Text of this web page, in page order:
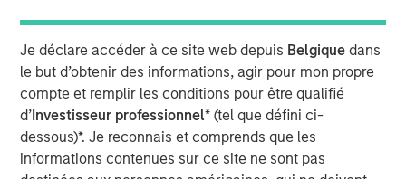
Je déclare accéder à ce site web depuis Belgique dans
le but d’obtenir des informations, agir pour mon propre
compte et remplir les conditions pour être qualifié
d’Investisseur professionnel* (tel que défini ci-
dessous)*. Je reconnais et comprends que les
informations contenues sur ce site ne sont pas
cities.
Since acquisition, MSREI and QuinSpark have pursued an
active value‑creation program, including operational
enhancements, improvements to the guest experience
and reductions in energy consumption. As a result, the
hotel has achieved strong operating performance and
reinforced its positioning in the resilient Paris hospitality